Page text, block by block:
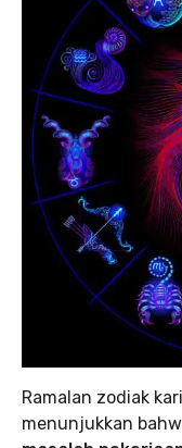
Ramalan zodiak
menunjukkan